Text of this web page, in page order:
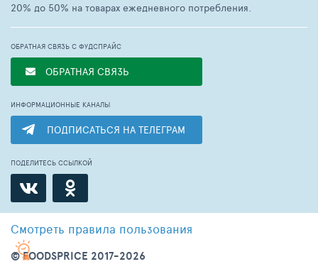
20% до 50% на товарах ежедневного потребления.
ОБРАТНАЯ СВЯЗЬ С ФУДСПРАЙС
ОБРАТНАЯ СВЯЗЬ
ИНФОРМАЦИОННЫЕ КАНАЛЫ
ПОДПИСАТЬСЯ НА ТЕЛЕГРАМ
ПОДЕЛИТЕСЬ ССЫЛКОЙ
© FOODSPRICE 2017-2026
Смотреть правила пользования